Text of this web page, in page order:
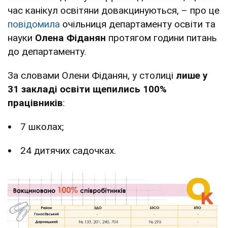
час канікул освітяни довакцинуються, – про це
повідомила очільниця департаменту освіти та
науки Олена Фіданян протягом години питань
до департаменту.
За словами Олени Фіданян, у столиці лише у
31 закладі освіти щепились 100%
працівників:
7 школах;
24 дитячих садочках.